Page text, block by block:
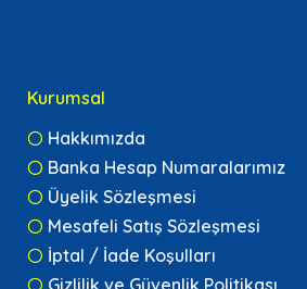
Kurumsal
Hakkımızda
Banka Hesap Numaralarımız
Üyelik Sözleşmesi
Mesafeli Satış Sözleşmesi
İptal / İade Koşulları